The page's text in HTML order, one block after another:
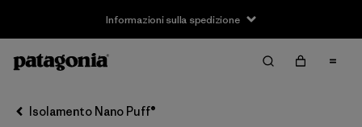
Informazioni sulla spedizione
Filtra per
Taglia
Isolamento Nano Puff®